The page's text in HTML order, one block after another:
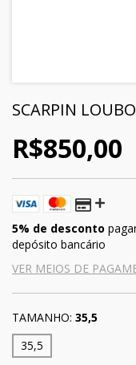
SCARPIN
R$850,00
5% de desconto
depósito bancário
VER MEIOS DE
TAMANHO: 35,5
35,5